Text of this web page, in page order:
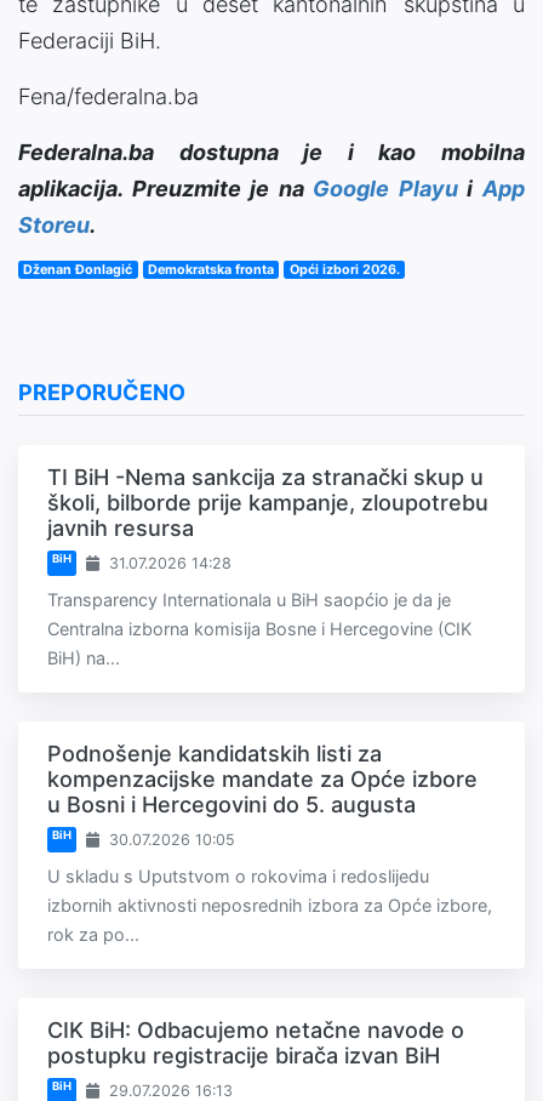
Federaciji BiH.
Fena/federalna.ba
Federalna.ba dostupna je i kao mobilna
aplikacija. Preuzmite je na Google PlayuiApp
Storeu.
Dženan Đonlagić Demokratska fronta Opći izbori 2026.
PREPORUČENO
TI BiH -Nema sankcija za stranački skup u
školi, bilborde prije kampanje, zloupotrebu
javnih resursa
BiH 31.07.2026 14:28
Transparency Internationala u BiH saopćio je da je
Centralna izborna komisija Bosne i Hercegovine (CIK
BiH) na...
Podnošenje kandidatskih listi za
kompenzacijske mandate za Opće izbore
u Bosni i Hercegovini do 5. augusta
BiH 30.07.2026 10:05
U skladu s Uputstvom o rokovima i redoslijedu
izbornih aktivnosti neposrednih izbora za Opće izbore,
rok za po...
CIK BiH: Odbacujemo netačne navode o
postupku registracije birača izvan BiH
BiH 29.07.2026 16:13